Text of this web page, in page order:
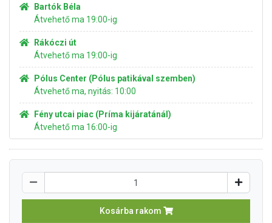
Bartók Béla
Átvehető ma 19:00-ig
Rákóczi út
Átvehető ma 19:00-ig
Pólus Center (Pólus patikával szemben)
Átvehető ma, nyitás: 10:00
Fény utcai piac (Príma kijáratánál)
Átvehető ma 16:00-ig
Kosárba rakom